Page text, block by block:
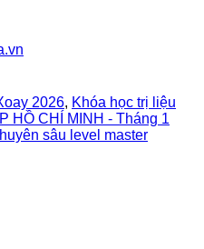
2026, Khóa học trị liệu
HỒ CHÍ MINH - Tháng 1
sâu level master